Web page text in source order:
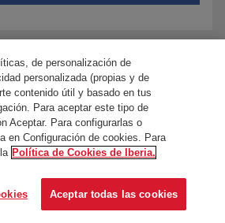
Contacta con nosotros
de personalización de
personalizada (propias y de
contenido útil y basado en tus
Para aceptar este tipo de
Aceptar. Para configurarlas o
en Configuración de cookies. Para
Política de Cookies de Iberia.
Aceptar todas las cookies